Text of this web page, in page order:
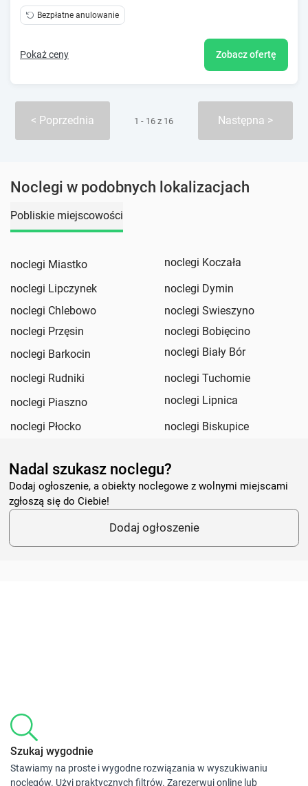
Bezpłatne anulowanie
Pokaż ceny Zobacz ofertę
Poprzednia 1 - 16 z 16 Następna
Noclegi w podobnych lokalizacjach
Pobliskie miejscowości
noclegi Miastko
noclegi Koczała
noclegi Lipczynek
noclegi Dymin
noclegi Chlebowo
noclegi Swieszyno
noclegi Przęsin
noclegi Bobięcino
noclegi Barkocin
noclegi Biały Bór
noclegi Rudniki
noclegi Tuchomie
noclegi Piaszno
noclegi Lipnica
noclegi Płocko
noclegi Biskupice
Nadal szukasz noclegu?
Dodaj ogłoszenie, a obiekty noclegowe z wolnymi miejscami
zgłoszą się do Ciebie!
Dodaj ogłoszenie
Szukaj wygodnie
Stawiamy na proste i wygodne rozwiązania w wyszukiwaniu
noclegów. Użyj praktycznych filtrów. Zarezerwuj online lub